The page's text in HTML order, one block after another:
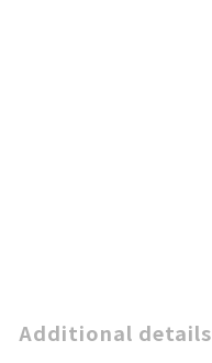
Additional details